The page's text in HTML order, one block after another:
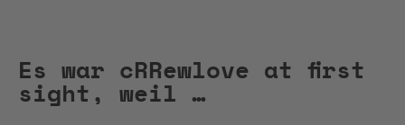
Es war cRRewlove at first
sight, weil …